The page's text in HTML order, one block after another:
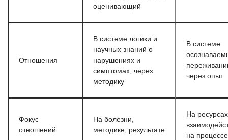
оценивающий
Отношения
В системе логики и
научных знаний о
нарушениях и
симптомах, через
методику
В системе
через опыт
Фокус
отношений
На болезни,
методике, результате
На
на процессе